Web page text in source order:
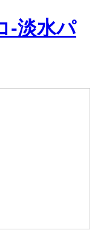
-淡水パ